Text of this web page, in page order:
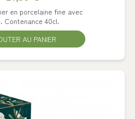
en porcelaine fine avec
Contenance 40cl.
AU PANIER